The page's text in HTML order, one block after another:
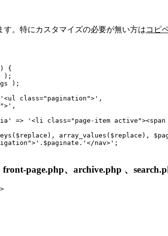
。特にカスタマイズの必要が無い方はコピ
{
);
);
'<ul class="pagination">',
=> '<li class="page-item
array_values($replace),
nav>';
page.php、archive.php 、